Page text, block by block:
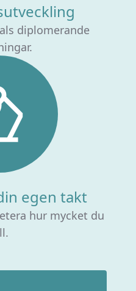
diplomerande
egen takt
hur mycket du